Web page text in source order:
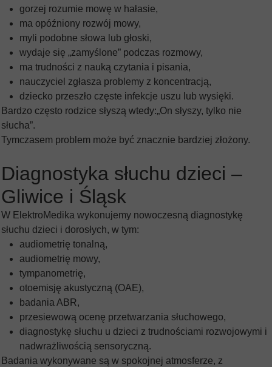
gorzej rozumie mowę w hałasie,
ma opóźniony rozwój mowy,
myli podobne słowa lub głoski,
wydaje się „zamyślone” podczas rozmowy,
ma trudności z nauką czytania i pisania,
nauczyciel zgłasza problemy z koncentracją,
dziecko przeszło częste infekcje uszu lub wysięki.
Bardzo często rodzice słyszą wtedy:„On słyszy, tylko nie
słucha”.
Tymczasem problem może być znacznie bardziej złożony.
Diagnostyka słuchu dzieci –
Gliwice i Śląsk
W ElektroMedika wykonujemy nowoczesną diagnostykę
słuchu dzieci i dorosłych, w tym:
audiometrię tonalną,
audiometrię mowy,
tympanometrię,
otoemisję akustyczną (OAE),
badania ABR,
przesiewową ocenę przetwarzania słuchowego,
diagnostykę słuchu u dzieci z trudnościami rozwojowymi i
nadwrażliwością sensoryczną.
Badania wykonywane są w spokojnej atmosferze, z